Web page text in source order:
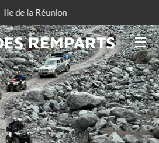
REMPARTS
Ile de la Réunion